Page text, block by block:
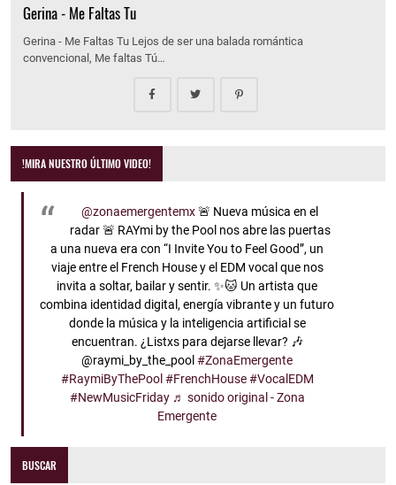
Gerina - Me Faltas Tu
Gerina - Me Faltas Tu Lejos de ser una balada romántica
convencional, Me faltas Tú…
!MIRA NUESTRO ÚLTIMO VIDEO!
@zonaemergentemx🚨 Nueva música en el
radar 🚨 RAYmi by the Pool nos abre las puertas
a una nueva era con “I Invite You to Feel Good”, un
viaje entre el French House y el EDM vocal que nos
invita a soltar, bailar y sentir. ✨🐱 Un artista que
combina identidad digital, energía vibrante y un futuro
donde la música y la inteligencia artificial se
encuentran. ¿Listxs para dejarse llevar? 🎶
@raymi_by_the_pool#ZonaEmergente
#RaymiByThePool #FrenchHouse #VocalEDM
#NewMusicFriday ♬ sonido original - Zona
Emergente
BUSCAR